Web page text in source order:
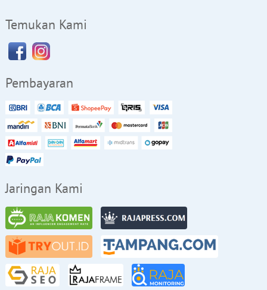
Temukan Kami
Pembayaran
Jaringan Kami